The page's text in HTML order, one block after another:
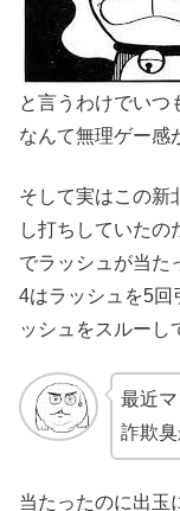
と言うわけでいつ
なんて無理ゲー感
そして実はこの新
し打ちしていた
でラッシュが当た
4はラッシュを5回
ッシュをスルーし
最近
詐欺
当たったのに出玉